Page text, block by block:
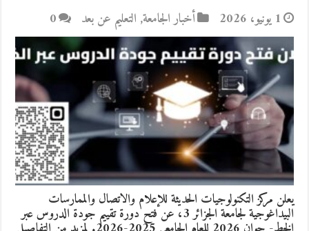
1 يونيو، 2026 أخبار الجامعة, التعليم عن بعد 0
يعلن مركز التكنولوجيات الحديثة للإعلام والاتصال والممارسات
البيداغوجية لجامعة الجزائر 3، عن فتح دورة تقييم جودة الدروس عبر